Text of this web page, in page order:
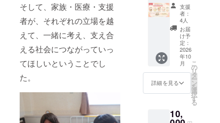
そして、家族・医療・支援
者が、それぞれの立場を越
えて、一緒に考え、支え合
える社会につながっていっ
てほしいということでし
た。
お名前
を掲載
させて
いただ
きま
す。
（備考
欄に掲
載希望
記入く
ださ
ネー
しまう
時間の
中で、
少しで
も心が
軽くな
るきっ
かけに
なれば
嬉しい
です。
9月〜10
り順次
ナルし
おり
・オー
プン
チャッ
トへの
ご招待
この場
は、本
の感想
や日々
育ての
ことな
冊寄贈
＋オン
ライン
交流
会】 あ
なたの
ご支援
で、書
籍『ち
いさな
タカラ
モノ〜
664gの
NICU60
0日〜』
支援
者：
4人
お届
け予
定：
2026
年10
月
詳細を見る
こ
の
リ
タ
ー
ン
を
選
択
す
る
10,